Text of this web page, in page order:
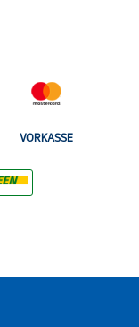
VORKASSE